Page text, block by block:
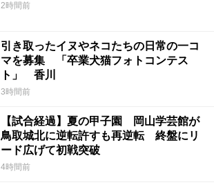
2時間前
引き取ったイヌやネコたちの日常の一コ
マを募集 「卒業犬猫フォトコンテス
ト」 香川
3時間前
【試合経過】夏の甲子園 岡山学芸館が
鳥取城北に逆転許すも再逆転 終盤にリ
ード広げて初戦突破
4時間前